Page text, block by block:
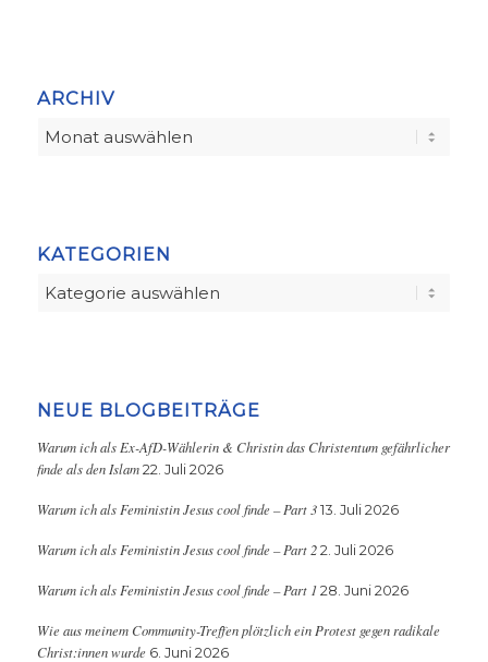
ARCHIV
KATEGORIEN
Kategorien
NEUE BLOGBEITRÄGE
Warum ich als Ex-AfD-Wählerin & Christin das Christentum gefährlicher
finde als den Islam 22. Juli 2026
Warum ich als Feministin Jesus cool finde – Part 3 13. Juli 2026
Warum ich als Feministin Jesus cool finde – Part 2 2. Juli 2026
Warum ich als Feministin Jesus cool finde – Part 1 28. Juni 2026
Wie aus meinem Community-Treffen plötzlich ein Protest gegen radikale
Christ:innen wurde 6. Juni 2026